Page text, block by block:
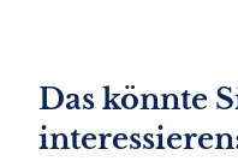
Das könnte